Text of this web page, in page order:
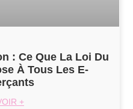
: Ce Que La Loi Du
À Tous Les E-
+